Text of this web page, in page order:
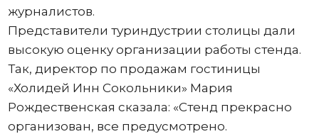
журналистов.
Представители туриндустрии столицы дали
высокую оценку организации работы стенда.
Так, директор по продажам гостиницы
«Холидей Инн Сокольники» Мария
Рождественская сказала: «Стенд прекрасно
организован, все предусмотрено.